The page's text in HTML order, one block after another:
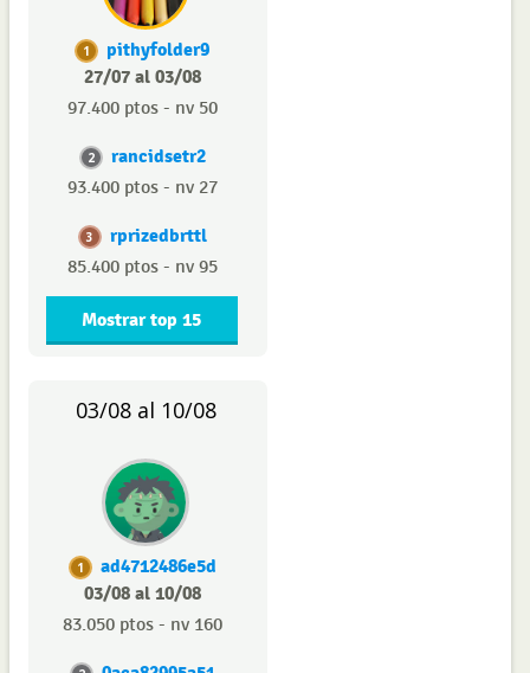
1
pithyfolder9
27/07 al 03/08
97.400 ptos - nv 50
2 rancidsetr2
93.400 ptos - nv 27
3 rprizedbrttl
85.400 ptos - nv 95
Mostrar top 15
03/08 al 10/08
1
ad4712486e5d
03/08 al 10/08
83.050 ptos - nv 160